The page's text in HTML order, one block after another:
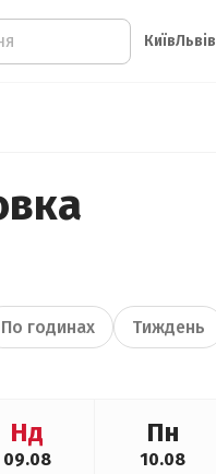
КиївЛьвів
По годинах Тиждень
Нд
09.08
Пн
10.08